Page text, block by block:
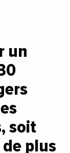
un
soit
plus